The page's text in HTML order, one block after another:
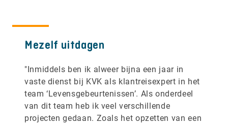
Mezelf uitdagen
"Inmiddels ben ik alweer bijna een jaar in
vaste dienst bij KVK als klantreisexpert in het
team ‘Levensgebeurtenissen’. Als onderdeel
van dit team heb ik veel verschillende
projecten gedaan. Zoals het opzetten van een